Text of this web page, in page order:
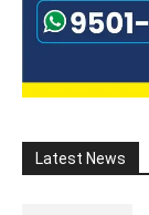
Latest News